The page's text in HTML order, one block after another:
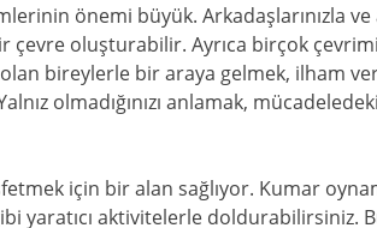
önemi büyük. Arkadaşlarınızla
çevre oluşturabilir. Ayrıca birçok
bireylerle bir araya gelmek, ilham
olmadığınızı anlamak,
için bir alan sağlıyor. Kumar
yaratıcı aktivitelerle doldurabilirsiniz.